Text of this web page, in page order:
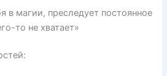
в магии, преследует постоянное
то не хватает»